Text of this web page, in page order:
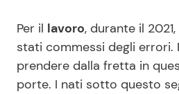
Per il lavoro, durante il
stati commessi degli errori.
prendere dalla fretta in
porte. I nati sotto questo